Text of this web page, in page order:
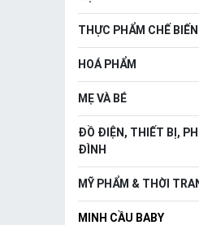
THỰC PHẨM CHẾ BIẾN
HOÁ PHẨM
MẸ VÀ BÉ
ĐỒ ĐIỆN, THIẾT BỊ,
ĐÌNH
MỸ PHẨM & THỜI
MINH CẦU BABY